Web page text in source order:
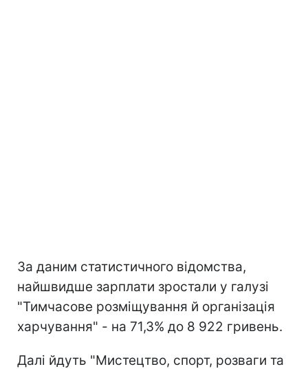
За даним статистичного відомства,
найшвидше зарплати зростали у галузі
"Тимчасове розміщування й організація
харчування" - на 71,3% до 8 922 гривень.
Далі йдуть "Мистецтво, спорт, розваги та